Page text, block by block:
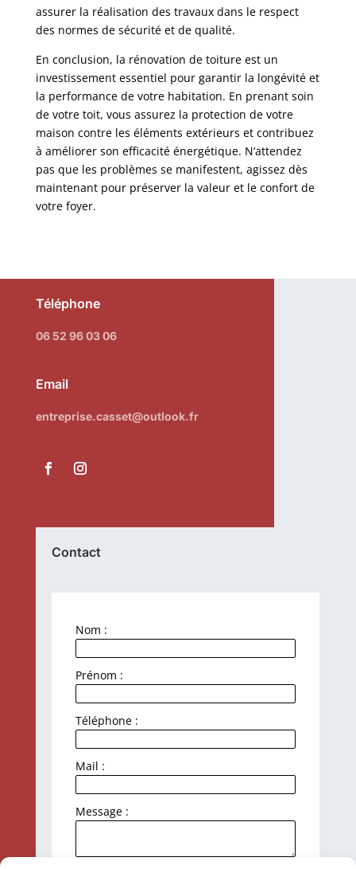
assurer la réalisation des travaux dans le respect
des normes de sécurité et de qualité.
En conclusion, la rénovation de toiture est un
investissement essentiel pour garantir la longévité et
la performance de votre habitation. En prenant soin
de votre toit, vous assurez la protection de votre
maison contre les éléments extérieurs et contribuez
à améliorer son efficacité énergétique. N’attendez
pas que les problèmes se manifestent, agissez dès
maintenant pour préserver la valeur et le confort de
votre foyer.
Téléphone
06 52 96 03 06
Email
entreprise.casset@outlook.fr
Contact
Nom :
Prénom :
Téléphone :
Mail :
Message :